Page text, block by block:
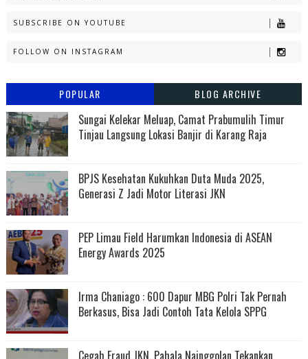
SUBSCRIBE ON YOUTUBE
FOLLOW ON INSTAGRAM
POPULAR BLOG ARCHIVE
Sungai Kelekar Meluap, Camat Prabumulih Timur
Tinjau Langsung Lokasi Banjir di Karang Raja
BPJS Kesehatan Kukuhkan Duta Muda 2025,
Generasi Z Jadi Motor Literasi JKN
PEP Limau Field Harumkan Indonesia di ASEAN
Energy Awards 2025
Irma Chaniago : 600 Dapur MBG Polri Tak Pernah
Berkasus, Bisa Jadi Contoh Tata Kelola SPPG
Cegah Fraud JKN, Pahala Nainggolan Tekankan